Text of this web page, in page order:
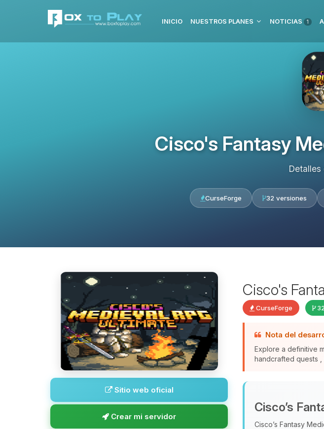
INICIO NUESTROS PLANES NOTICIAS 1
Cisco's Fantasy
Detalles
CurseForge 32 versiones
Sitio web oficial
Crear mi servidor
Cisco's
CurseForge
Nota del
Explore a definitive
handcrafted quests
Cisco’s
Cisco’s Fantasy